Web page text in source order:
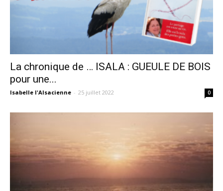
voix
La chronique de … ISALA : GUEULE DE BOIS
pour une...
Isabelle l'Alsacienne - 25 juillet 2022 0